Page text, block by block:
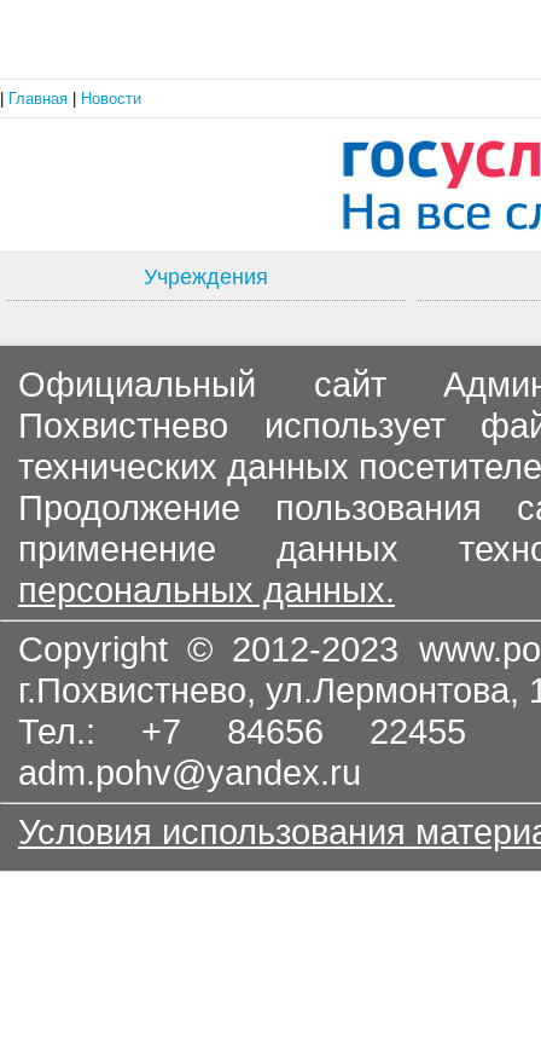
Главная Новости
Учреждения
Официальный сайт
Похвистнево использует
технических данных
Продолжение пользования
применение данных
персональных данных.
Copyright © 2012-2023
г.Похвистнево, ул.Лермонтова,
Тел.: +7 84656
adm.pohv@yandex.ru
Условия использования